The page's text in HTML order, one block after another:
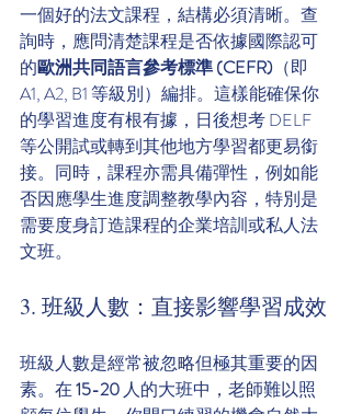
一個好的法文課程，結構必須清晰。查
詢時，應問清楚課程是否依據國際認可
的歐洲共同語言參考標準 (CEFR) （即
A1, A2, B1 等級別）編排。這樣能確保你
的學習進度有根有據，日後想考 DELF
等公開試或轉到其他地方學習都更易銜
接。同時，課程亦需具備彈性，例如能
否因應學生進度調整教學內容，特別是
需要度身訂造課程的企業培訓或私人法
文班。
3. 班級人數：直接影響學習成效
班級人數是經常被忽略但極其重要的因
素。在 15-20 人的大班中，老師難以照